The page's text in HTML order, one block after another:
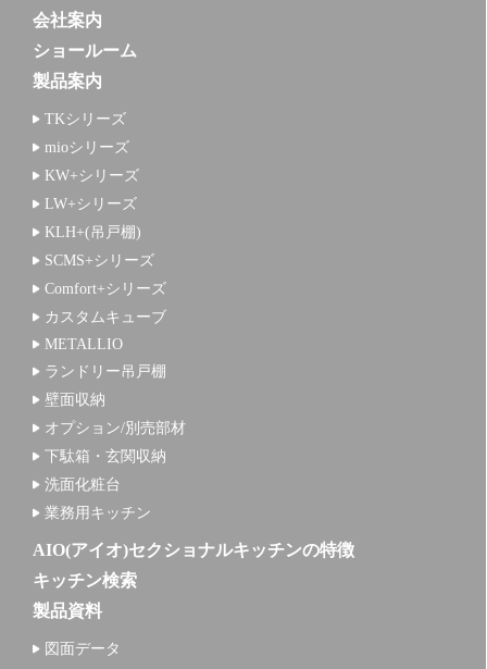
会社案内
ショールーム
製品案内
TKシリーズ
mioシリーズ
KW+シリーズ
LW+シリーズ
KLH+(吊戸棚)
SCMS+シリーズ
Comfort+シリーズ
カスタムキューブ
METALLIO
ランドリー吊戸棚
壁面収納
オプション/別売部材
下駄箱・玄関収納
洗面化粧台
業務用キッチン
AIO(アイオ)セクショナルキッチンの特徴
キッチン検索
製品資料
図面データ